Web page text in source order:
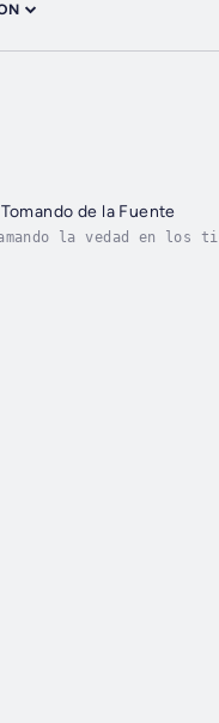
de la Fuente
la vedad en los